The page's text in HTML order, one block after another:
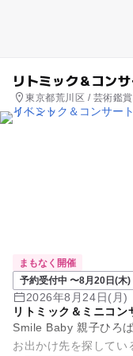
リトミック＆コン
東京都荒川区 / 芸術鑑
まもなく開催
予約受付中 〜8月20日(木)
2026年8月24日(月)
リトミック＆ミニコ
Smile Baby 親子ひろば｜0
お出かけ先を探しているママ・パパ